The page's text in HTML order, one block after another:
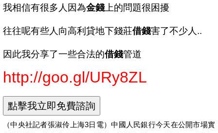
我相信有很多人因為金錢 上的問題很困擾
往往呢有些人向高利貸地下錢莊借錢害了不少人..
因此我分享了一些合法的借錢管道
http://goo.gl/URy8ZL
（中央社記者張淑伶上海3日電）中國人民銀行今天在公開市場實